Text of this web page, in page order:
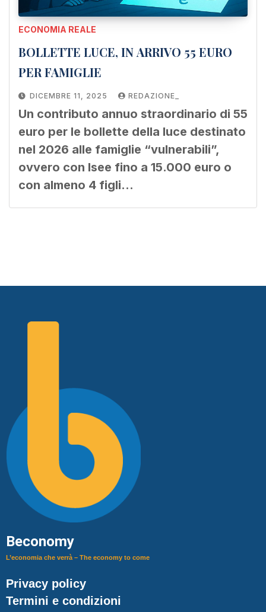
ECONOMIA REALE
BOLLETTE LUCE, IN ARRIVO 55 EURO
PER FAMIGLIE
DICEMBRE 11, 2025 REDAZIONE_
Un contributo annuo straordinario di 55
euro per le bollette della luce destinato
nel 2026 alle famiglie “vulnerabili”,
ovvero con Isee fino a 15.000 euro o
con almeno 4 figli…
Beconomy
L’economia che verrà – The economy to come
Privacy policy
Termini e condizioni